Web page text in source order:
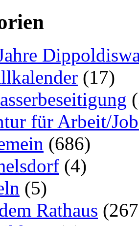
(17)
für Arbeit/
(686)
(4)
(5)
Rathaus